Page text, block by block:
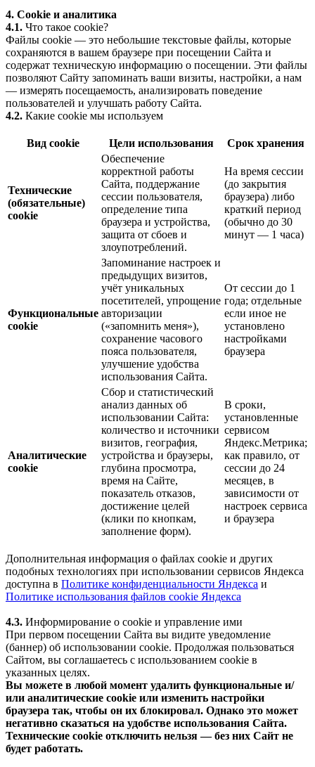
4. Cookie и аналитика
4.1. Что такое cookie?
Файлы cookie — это небольшие текстовые файлы, которые
сохраняются в вашем браузере при посещении Сайта и
содержат техническую информацию о посещении. Эти файлы
позволяют Сайту запоминать ваши визиты, настройки, а нам
— измерять посещаемость, анализировать поведение
пользователей и улучшать работу Сайта.
4.2. Какие cookie мы используем
Вид cookie Цели использования Срок хранения
Технические
(обязательные)
cookie
Обеспечение
корректной работы
Сайта, поддержание
сессии пользователя,
определение типа
браузера и устройства,
защита от сбоев и
злоупотреблений.
На время сессии
(до закрытия
браузера) либо
краткий период
(обычно до 30
минут — 1 часа)
Функциональные
cookie
Запоминание настроек и
предыдущих визитов,
учёт уникальных
посетителей, упрощение
авторизации
(«запомнить меня»),
сохранение часового
пояса пользователя,
улучшение удобства
использования Сайта.
От сессии до 1
года; отдельные
если иное не
установлено
настройками
браузера
Аналитические
cookie
Сбор и статистический
анализ данных об
использовании Сайта:
количество и источники
визитов, география,
устройства и браузеры,
глубина просмотра,
время на Сайте,
показатель отказов,
достижение целей
(клики по кнопкам,
заполнение форм).
В сроки,
установленные
сервисом
Яндекс.Метрика;
как правило, от
сессии до 24
месяцев, в
зависимости от
настроек сервиса
и браузера
Дополнительная информация о файлах cookie и других
подобных технологиях при использовании сервисов Яндекса
доступна в Политике конфиденциальности Яндекса и
Политике использования файлов cookie Яндекса
4.3. Информирование о cookie и управление ими
При первом посещении Сайта вы видите уведомление
(баннер) об использовании cookie. Продолжая пользоваться
Сайтом, вы соглашаетесь с использованием cookie в
указанных целях.
Вы можете в любой момент удалить функциональные и/
или аналитические cookie или изменить настройки
браузера так, чтобы он их блокировал. Однако это может
негативно сказаться на удобстве использования Сайта.
Технические cookie отключить нельзя — без них Сайт не
будет работать.